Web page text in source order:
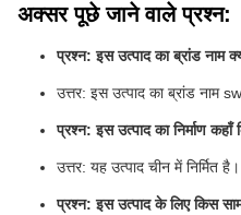
अक्सर पूछे जाने वाले प्रश्न:
प्रश्न: इस उत्पाद का ब्रांड नाम
उत्तर: इस उत्पाद का ब्रांड नाम
प्रश्न: इस उत्पाद का निर्माण कहाँ
उत्तर: यह उत्पाद चीन में निर्मित है।
प्रश्न: इस उत्पाद के लिए किस